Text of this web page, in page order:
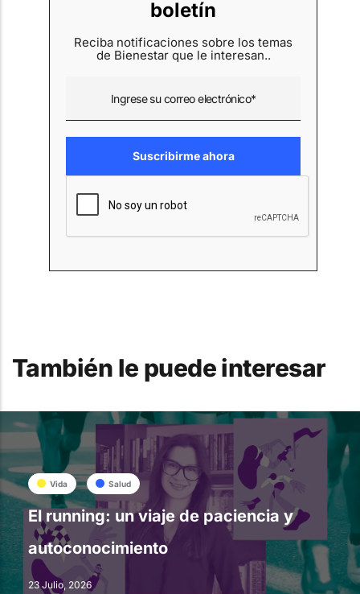
boletín
Reciba notificaciones sobre los temas
de Bienestar que le interesan..
También le puede interesar
Vida Salud
El running: un viaje de paciencia y
autoconocimiento
23 Julio, 2026